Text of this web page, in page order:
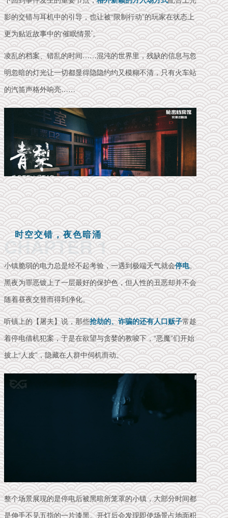
影的交错与耳机中的引导，也让被“限制行动”的玩家在状态上
更为贴近故事中的‘催眠情景’。
凌乱的档案、错乱的时间……混沌的世界里，残缺的信息与忽
明忽暗的灯光让一切都显得隐隐约约又模糊不清，只有火车站
的汽笛声格外响亮……
时空交错，夜色暗涌
CHAPTER 1
小镇脆弱的电力总是经不起考验，一遇到极端天气就会停电。
黑夜为罪恶镀上了一层最好的保护色，但人性的丑恶却并不会
随着昼夜交替而得到净化。
听镇上的【屠夫】说，那些抢劫的、诈骗的还有人口贩子常趁
着停电借机犯案，于是在欲望与贪婪的教唆下，“恶魔”们开始
披上“人皮”，隐藏在人群中伺机而动。
整个场景展现的是停电后被黑暗所笼罩的小镇，大部分时间都
是伸手不见五指的一片漆黑。开灯后会发现即使场景占地面积